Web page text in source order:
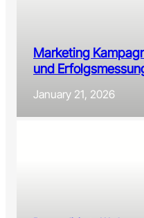
Marketing
und
January 21, 2026